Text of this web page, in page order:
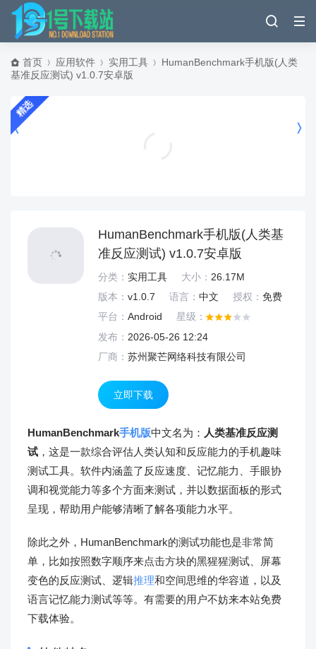
首页 应用软件 实用工具
HumanBenchmark手机版(人类
基准反应测试) v1.0.7安卓版
精选
HumanBenchmark手机版(人类基
准反应测试) v1.0.7安卓版
分类： 实用工具 大小： 26.17M
版本： v1.0.7 语言： 中文 授权： 免费
平台： Android
星级：
发布： 2026-05-26 12:24
厂商： 苏州聚芒网络科技有限公司
立即下载
HumanBenchmark手机版中文名为： 人类基准反应测
试 ，这是一款综合评估人类认知和反应能力的手机趣味
测试工具。软件内涵盖了反应速度、记忆能力、手眼协
调和视觉能力等多个方面来测试，并以数据面板的形式
呈现，帮助用户能够清晰了解各项能力水平。
除此之外，HumanBenchmark的测试功能也是非常简
单，比如按照数字顺序来点击方块的黑猩猩测试、屏幕
变色的反应测试、逻辑推理和空间思维的华容道，以及
语言记忆能力测试等等。有需要的用户不妨来本站免费
下载体验。